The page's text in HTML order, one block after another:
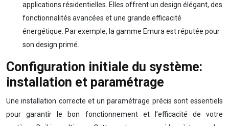
applications résidentielles. Elles offrent un design élégant, des
fonctionnalités avancées et une grande efficacité
énergétique. Par exemple, la gamme Emura est réputée pour
son design primé.
Configuration initiale du système:
installation et paramétrage
Une installation correcte et un paramétrage précis sont essentiels
pour garantir le bon fonctionnement et l’efficacité de votre